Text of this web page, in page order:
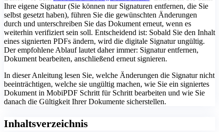
Ihre eigene Signatur (Sie können nur Signaturen entfernen, die Sie
selbst gesetzt haben), führen Sie die gewünschten Änderungen
durch und unterschreiben Sie das Dokument erneut, wenn es
weiterhin verifiziert sein soll. Entscheidend ist: Sobald Sie den Inhalt
eines signierten PDFs ändern, wird die digitale Signatur ungültig.
Der empfohlene Ablauf lautet daher immer: Signatur entfernen,
Dokument bearbeiten, anschließend erneut signieren.
In dieser Anleitung lesen Sie, welche Änderungen die Signatur nicht
beeinträchtigen, welche sie ungültig machen, wie Sie ein signiertes
Dokument in MobiPDF Schritt für Schritt bearbeiten und wie Sie
danach die Gültigkeit Ihrer Dokumente sicherstellen.
Inhaltsverzeichnis